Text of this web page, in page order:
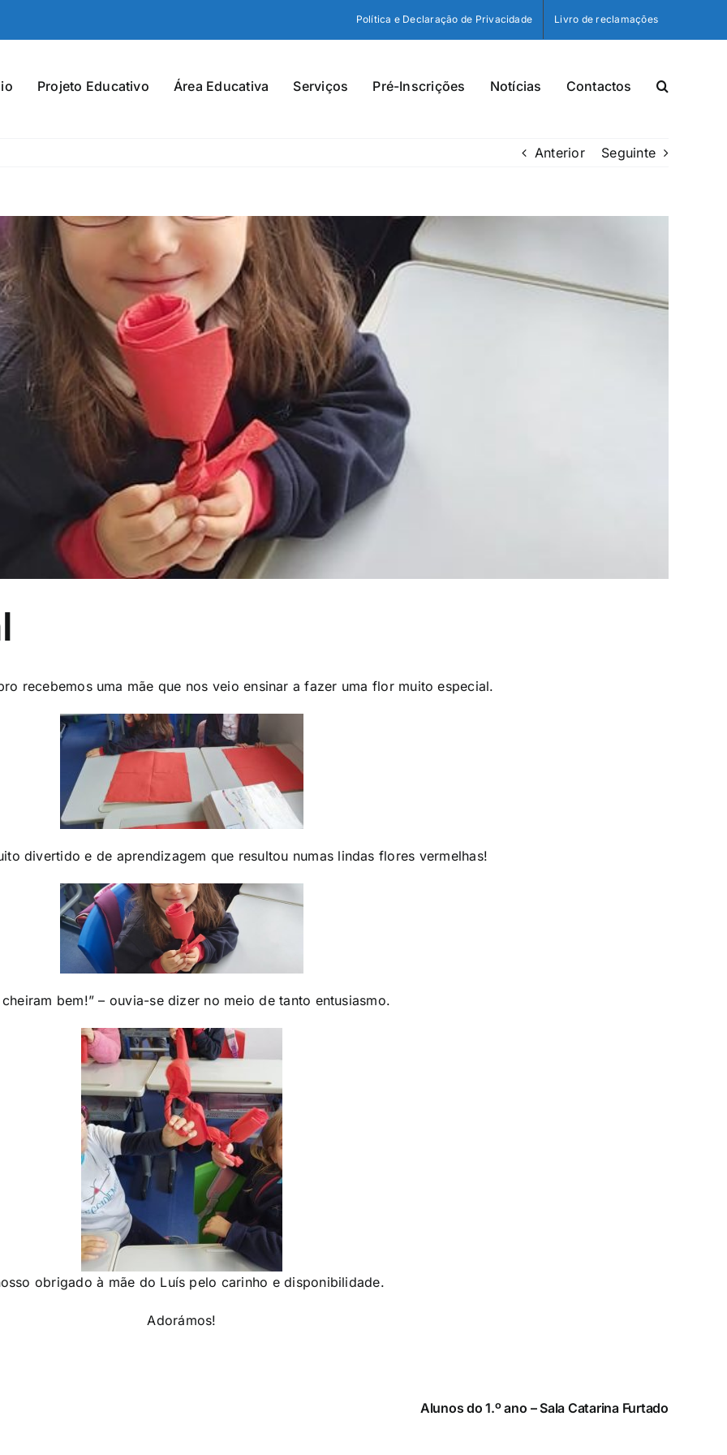
Política e Declaração de Privacidade Livro de reclamações
Projeto Educativo Área Educativa Serviços Pré-Inscrições Notícias Contactos
Anterior Seguinte
recebemos uma mãe que nos veio ensinar a fazer uma flor muito especial.
divertido e de aprendizagem que resultou numas lindas flores vermelhas!
cheiram bem!” – ouvia-se dizer no meio de tanto entusiasmo.
obrigado à mãe do Luís pelo carinho e disponibilidade.
Adorámos!
Alunos do 1.º ano – Sala Catarina Furtado